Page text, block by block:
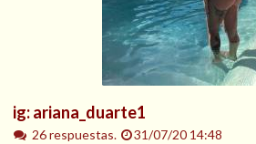
ig: ariana_duarte1
26 respuestas.
31/07/20 14:48